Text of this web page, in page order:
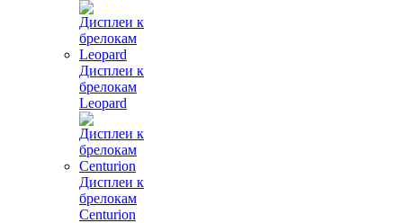
Дисплеи к
брелокам
Leopard
Дисплеи к
брелокам
Centurion